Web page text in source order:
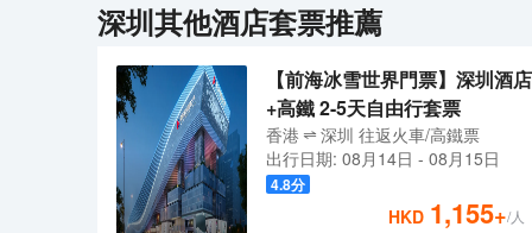
深圳其他酒店套票推薦
【前海冰雪世界門票】深圳酒店
+高鐵 2-5天自由行套票
香港 深圳 往返火車/高鐵票
出行日期: 08月14日 - 08月15日
4.8分
HKD 1,155+/人